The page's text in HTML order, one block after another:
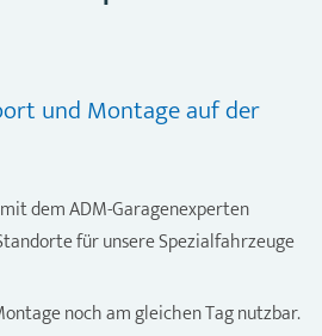
und Montage auf der
dem ADM-Garagenexperten
für unsere Spezialfahrzeuge
noch am gleichen Tag nutzbar.